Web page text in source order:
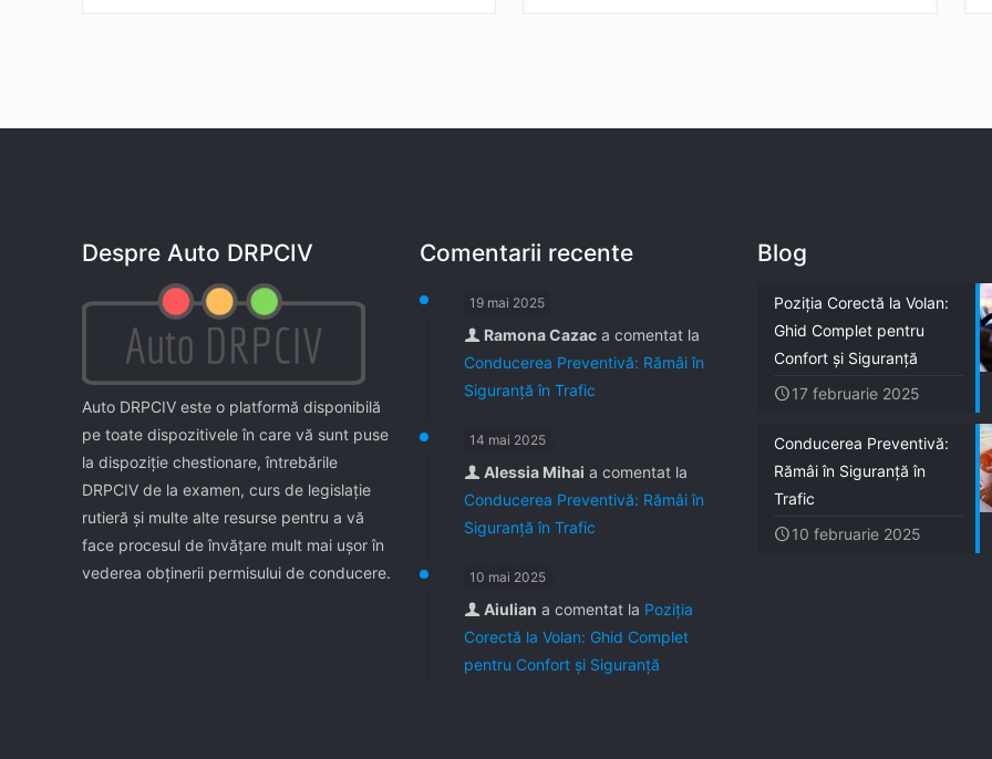
Despre Auto DRPCIV
Auto DRPCIV este o platformă disponibilă
pe toate dispozitivele în care vă sunt puse
la dispoziţie chestionare, întrebările
DRPCIV de la examen, curs de legislaţie
rutieră şi multe alte resurse pentru a vă
face procesul de învăţare mult mai uşor în
vederea obţinerii permisului de conducere.
Comentarii recente
19 mai 2025
Ramona Cazac a comentat la
Conducerea Preventivă: Rămâi în
Siguranță în Trafic
14 mai 2025
Alessia Mihai a comentat la
Conducerea Preventivă: Rămâi în
Siguranță în Trafic
10 mai 2025
Aiulian a comentat la Poziția
Corectă la Volan: Ghid Complet
pentru Confort și Siguranță
Blog
Poziția Corectă la Volan:
Ghid Complet pentru
Confort și Siguranță
17 februarie 2025
Conducerea Preventivă:
Rămâi în Siguranță în
Trafic
10 februarie 2025